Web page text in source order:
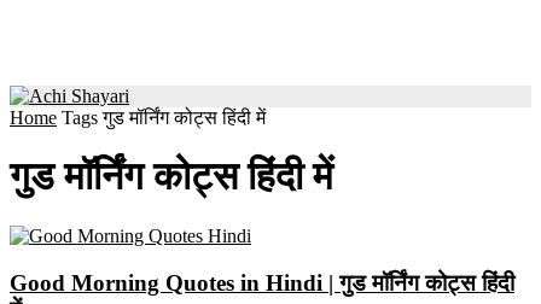
Home Tags गुड मॉर्निंग कोट्स हिंदी में
गुड मॉर्निंग कोट्स हिंदी में
Good Morning Quotes in Hindi | गुड मॉर्निंग कोट्स हिंदी